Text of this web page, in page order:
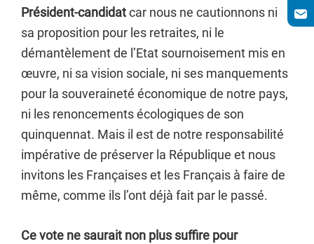
Président-candidatcar nous ne cautionnons ni
sa proposition pour les retraites, ni le
démantèlement de l’Etat sournoisement mis en
œuvre, ni sa vision sociale, ni ses manquements
pour la souveraineté économique de notre pays,
ni les renoncements écologiques de son
quinquennat. Mais il est de notre responsabilité
impérative de préserver la République et nous
invitons les Françaises et les Français à faire de
même, comme ils l’ont déjà fait par le passé.
Ce vote ne saurait non plus suffire pour